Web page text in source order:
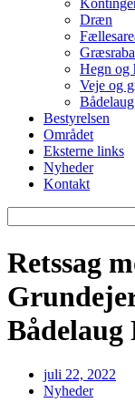
Dræn
Hegn og
Veje og
Bådelaug
Bestyrelsen
Området
Eksterne links
Nyheder
Kontakt
Retssag
Bådelaug
juli 22, 2022
Nyheder